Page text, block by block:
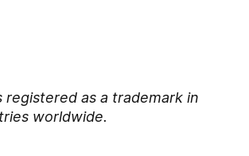
registered as a trademark in
worldwide.